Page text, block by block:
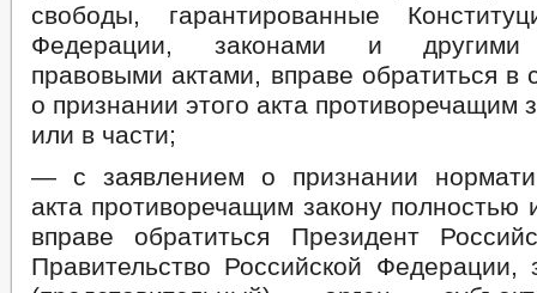
свободы, гарантированные
Федерации, законами и другими
правовыми актами, вправе обратиться в
о признании этого акта противоречащим
или в части;
— с заявлением о признании
акта противоречащим закону полностью
вправе обратиться Президент
Правительство Российской Федерации,